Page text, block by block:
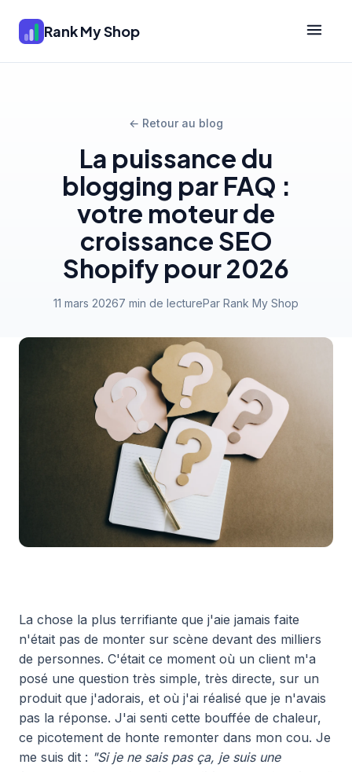
Rank My Shop
← Retour au blog
La puissance du
blogging par FAQ :
votre moteur de
croissance SEO
Shopify pour 2026
11 mars 20267 min de lecturePar Rank My Shop
La chose la plus terrifiante que j'aie jamais faite
n'était pas de monter sur scène devant des milliers
de personnes. C'était ce moment où un client m'a
posé une question très simple, très directe, sur un
produit que j'adorais, et où j'ai réalisé que je n'avais
pas la réponse. J'ai senti cette bouffée de chaleur,
ce picotement de honte remonter dans mon cou. Je
me suis dit : "Si je ne sais pas ça, je suis une